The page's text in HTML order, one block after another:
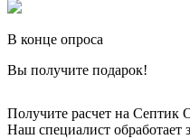
В конце опроса
Вы получите подарок!
Получите расчет на Септик
Наш специалист обработает